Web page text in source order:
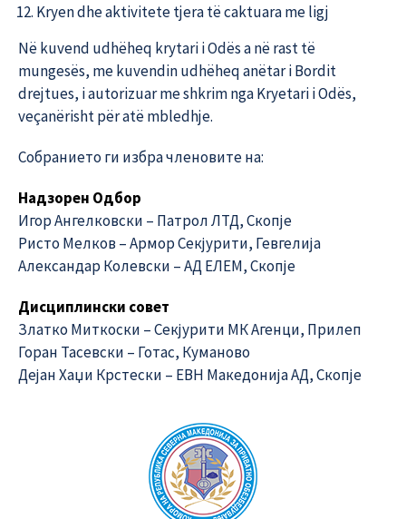
Kryen dhe aktivitete tjera të caktuara me ligj
Në kuvend udhëheq krytari i Odës a në rast të
mungesës, me kuvendin udhëheq anëtar i Bordit
drejtues, i autorizuar me shkrim nga Kryеtari i Odës,
veçanërisht për atë mbledhje.
Собранието ги избра членовите на:
Надзорен Oдбор
Игор Ангелковски – Патрол ЛТД, Скопје
Ристо Мелков – Армор Секјурити, Гевгелија
Александар Колевски – АД ЕЛЕМ, Скопје
Дисциплински совет
Златко Миткоски – Секјурити МК Агенци, Прилеп
Горан Тасевски – Готас, Куманово
Дејан Хаџи Крстески – ЕВН Македонија АД, Скопје